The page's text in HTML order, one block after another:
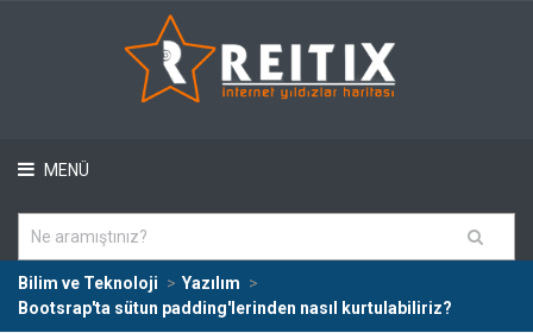
MENÜ
Bilim ve Teknoloji
Yazılım
Bootsrap'ta sütun padding'lerinden nasıl kurtulabiliriz?